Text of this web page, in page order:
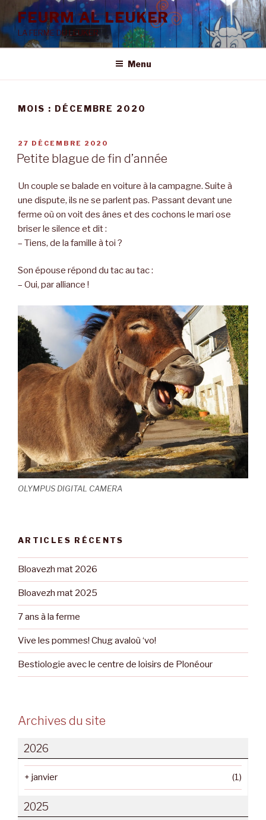
au
contenu
principal
FEURM AL LEUKER
LA FERME DU LEUKER
Menu
MOIS : DÉCEMBRE 2020
PUBLIÉ
LE
27 DÉCEMBRE 2020
Petite blague de fin d’année
Un couple se balade en voiture à la campagne. Suite à
une dispute, ils ne se parlent pas. Passant devant une
ferme où on voit des ânes et des cochons le mari ose
briser le silence et dit :
– Tiens, de la famille à toi ?
Son épouse répond du tac au tac :
– Oui, par alliance !
OLYMPUS DIGITAL CAMERA
ARTICLES RÉCENTS
Bloavezh mat 2026
Bloavezh mat 2025
7 ans à la ferme
Vive les pommes! Chug avaloù ‘vo!
Bestiologie avec le centre de loisirs de Plonéour
Archives du site
2026
+ janvier (1)
2025